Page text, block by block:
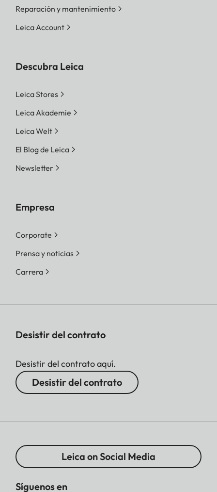
Reparación y mantenimiento
Leica Account
Descubra Leica
Leica Stores
Leica Akademie
Leica Welt
El Blog de Leica
Newsletter
Empresa
Corporate
Prensa y noticias
Carrera
Desistir del contrato
Desistir del contrato aquí.
Desistir del contrato
Leica on Social Media
Síguenos en